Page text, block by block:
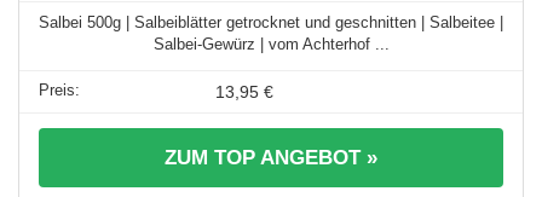
Salbei 500g | Salbeiblätter getrocknet und geschnitten | Salbeitee |
Salbei-Gewürz | vom Achterhof ...
13,95 €
ZUM TOP ANGEBOT »